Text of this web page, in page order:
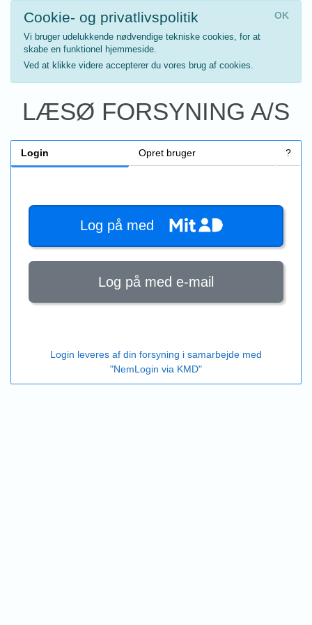
Cookie- og privatlivspolitik
Vi bruger udelukkende nødvendige tekniske cookies, for at
skabe en funktionel hjemmeside.
Ved at klikke videre accepterer du vores brug af cookies.
OK
LÆSØ FORSYNING A/S
Login Opret bruger ?
Log på med
Log på med e-mail
Login leveres af din forsyning i samarbejde med
"NemLogin via KMD"